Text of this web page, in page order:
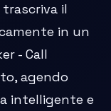
il
in un
- Call
agendo
intelligente e